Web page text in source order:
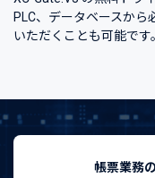
PLC、データベースか
いただくことも可能です。
帳票業務